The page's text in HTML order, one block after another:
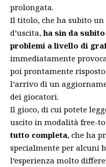
prolongata.
Il titolo, che ha subito un
d’uscita,ha sin da
problemi a livello di
immediatamente
poi prontamente
l’arrivo di un
dei giocatori.
Il gioco, di cui potete
uscito in modalità free-
tutto completa, che ha
specialmente per alcuni
l’esperienza molto